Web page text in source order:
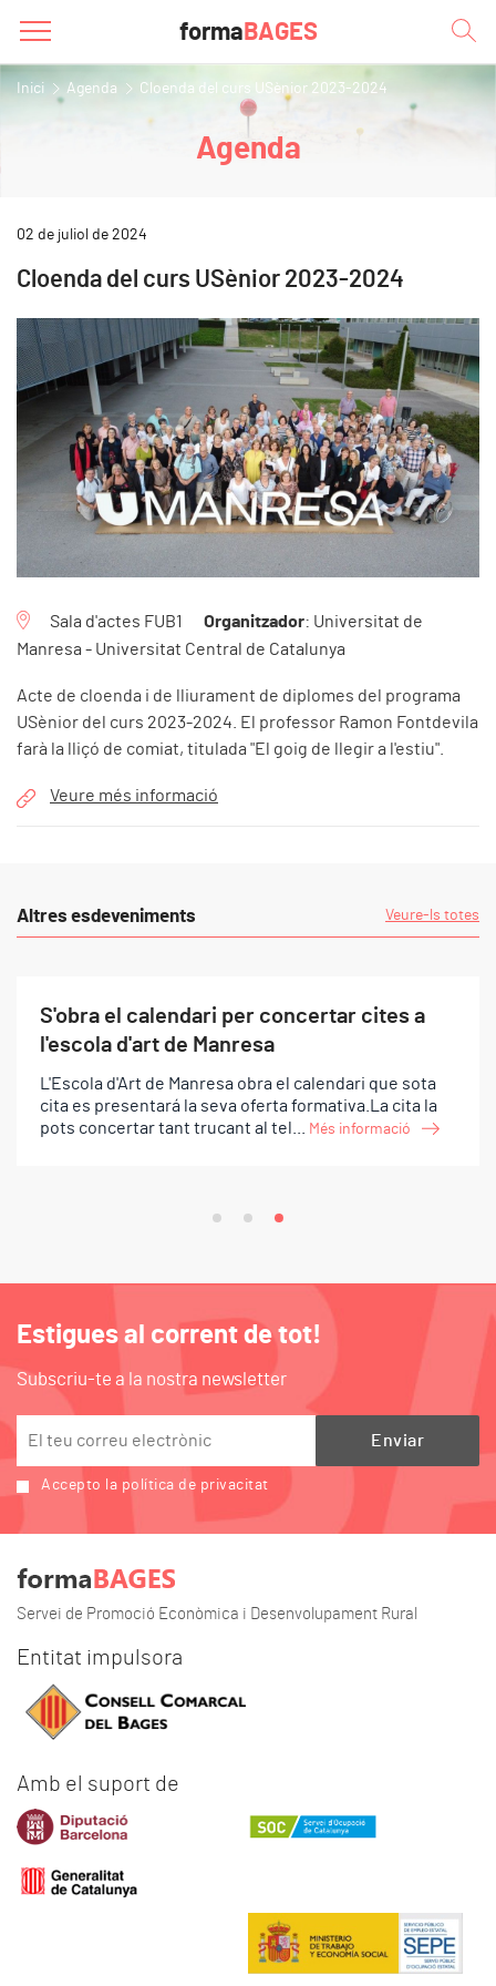
forma BAGES
Inici Agenda Cloenda del curs USènior 2023-2024
Agenda
02 de juliol de 2024
Cloenda del curs USènior 2023-2024
Sala d'actes FUB1 Organitzador: Universitat de
Manresa - Universitat Central de Catalunya
Acte de cloenda i de lliurament de diplomes del programa
USènior del curs 2023-2024. El professor Ramon Fontdevila
farà la lliçó de comiat, titulada "El goig de llegir a l'estiu".
Veure més informació
Altres esdeveniments Veure-ls totes
S'obra el calendari per concertar cites a
l'escola d'art de Manresa
L'Escola d'Art de Manresa obra el calendari que sota
cita es presentará la seva oferta formativa.La cita la
pots concertar tant trucant al tel... Més informació
Estigues al corrent de tot!
Subscriu-te a la nostra newsletter
Accepto la política de privacitat
Servei de Promoció Econòmica i Desenvolupament Rural
Entitat impulsora
Amb el suport de